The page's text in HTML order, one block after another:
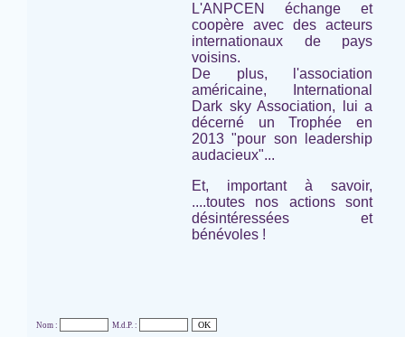
L'ANPCEN échange et
coopère avec des acteurs
internationaux de pays
voisins.
De plus, l'association
américaine,
International
Dark sky Association,
lui a
décerné un Trophée en
2013 "pour son leadership
audacieux"...
Et, important à savoir,
....toutes nos actions sont
désintéressées et
bénévoles !
Nom :
M.d.P. :